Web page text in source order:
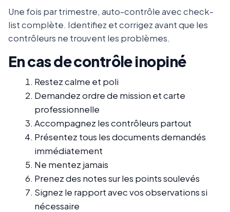
Une fois par trimestre, auto-contrôle avec check-
list complète. Identifiez et corrigez avant que les
contrôleurs ne trouvent les problèmes.
En cas de contrôle inopiné
Restez calme et poli
Demandez ordre de mission et carte
professionnelle
Accompagnez les contrôleurs partout
Présentez tous les documents demandés
immédiatement
Ne mentez jamais
Prenez des notes sur les points soulevés
Signez le rapport avec vos observations si
nécessaire